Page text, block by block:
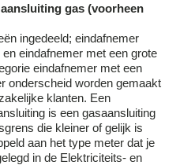
gas (voorheen
ingedeeld; eindafnemer
eindafnemer met een grote
eindafnemer met een
onderscheid worden gemaakt
klanten. Een
is een gasaansluiting
die kleiner of gelijk is
aan het type meter dat je
in de Elektriciteits- en